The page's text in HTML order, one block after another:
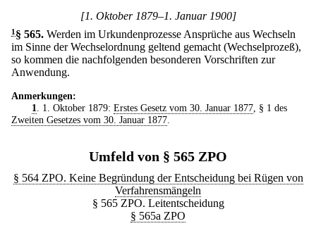
[1. Oktober 1879–1. Januar 1900]
1 § 565. Werden im Urkundenprozesse Ansprüche aus Wechseln
im Sinne der Wechselordnung geltend gemacht (Wechselprozeß),
so kommen die nachfolgenden besonderen Vorschriften zur
Anwendung.
Anmerkungen:
1
. 1. Oktober 1879: Erstes Gesetz vom 30. Januar 1877, § 1 des
Zweiten Gesetzes vom 30. Januar 1877
Umfeld von § 565 ZPO
§ 564 ZPO. Keine Begründung der Entscheidung bei Rügen von
Verfahrensmängeln
§ 565 ZPO. Leitentscheidung
§ 565a ZPO